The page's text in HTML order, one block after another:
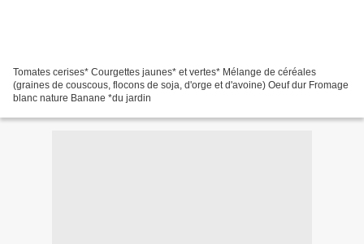
Tomates cerises* Courgettes jaunes* et vertes* Mélange de céréales
(graines de couscous, flocons de soja, d'orge et d'avoine) Oeuf dur Fromage
blanc nature Banane *du jardin